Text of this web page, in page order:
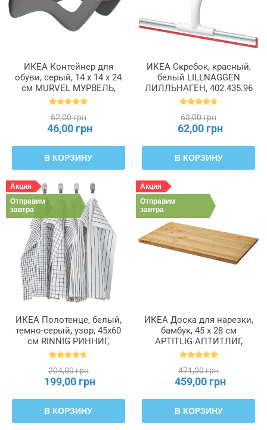
ИКЕА Контейнер для
обуви, серый, 14 x 14 x 24
см MURVEL МУРВЕЛЬ,
204.348.32
62,00 грн
46,00 грн
В КОРЗИНУ
ИКЕА Скребок, красный,
белый LILLNAGGEN
ЛИЛЛЬНАГЕН, 402.435.96
63,00 грн
62,00 грн
В КОРЗИНУ
Акция
Отправим
завтра
ИКЕА Полотенце, белый,
темно-серый, узор, 45x60
см RINNIG РИННИГ,
204.763.46
204,00 грн
199,00 грн
В КОРЗИНУ
Акция
Отправим
завтра
ИКЕА Доска для нарезки,
бамбук, 45 x 28 см
APTITLIG АПТИТЛИГ,
802.334.30
471,00 грн
459,00 грн
В КОРЗИНУ